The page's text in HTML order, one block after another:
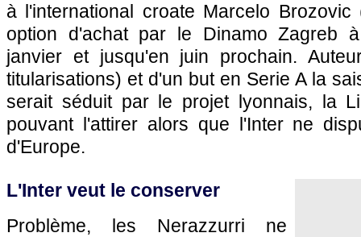
à l'international croate Marcelo
option d'achat par le Dinamo Zagreb
janvier et jusqu'en juin prochain.
titularisations) et d'un but en Serie A la
serait séduit par le projet lyonnais, la
pouvant l'attirer alors que l'Inter ne
d'Europe.
L'Inter veut le conserver
Problème, les Nerazzurri ne